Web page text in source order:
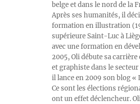
belge et dans le nord de la
Après ses humanités, il
formation en illustration
supérieure Saint-Luc à
avec une formation en
2005, Oli débute sa
et graphiste dans le
il lance en 2009 son blog «
Ce sont les élections
ont un effet déclencheur.